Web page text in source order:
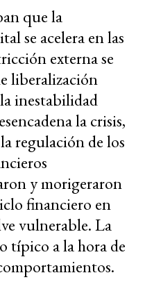
que la
se acelera en las
externa se
liberalización
inestabilidad
la crisis,
regulación de los
y morigeraron
financiero en
vulnerable. La
típico a la hora de